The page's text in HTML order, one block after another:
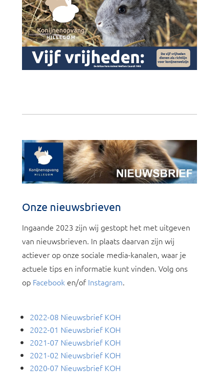
Onze nieuwsbrieven
Ingaande 2023 zijn wij gestopt het met uitgeven
van nieuwsbrieven. In plaats daarvan zijn wij
actiever op onze sociale media-kanalen, waar je
actuele tips en informatie kunt vinden. Volg ons
op Facebook en/of Instagram.
2022-08 Nieuwsbrief KOH
2022-01 Nieuwsbrief KOH
2021-07 Nieuwsbrief KOH
2021-02 Nieuwsbrief KOH
2020-07 Nieuwsbrief KOH